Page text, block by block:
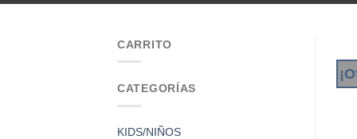
CARRITO
CATEGORÍAS
KIDS/NIÑOS